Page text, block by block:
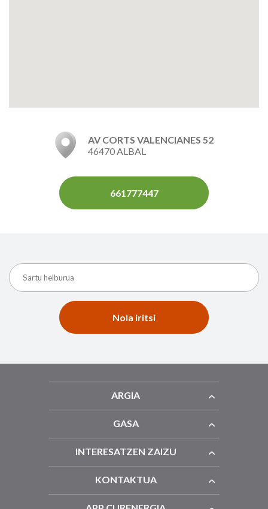
AV CORTS VALENCIANES 52
46470 ALBAL
661777447
Nola iritsi
ARGIA
GASA
INTERESATZEN ZAIZU
KONTAKTUA